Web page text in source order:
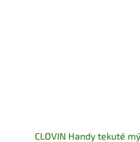
CLOVIN Handy tekuté